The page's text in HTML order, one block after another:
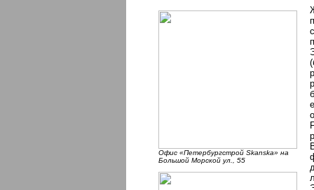
Офис «Петербургстрой Skanska» на
Большой Морской ул., 55